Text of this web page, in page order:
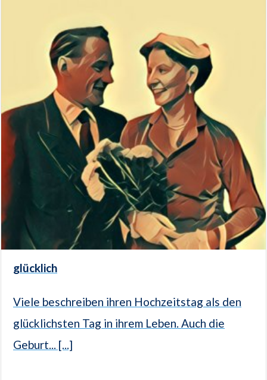
glücklich
Viele beschreiben ihren Hochzeitstag als den
glücklichsten Tag in ihrem Leben. Auch die
Geburt... [...]